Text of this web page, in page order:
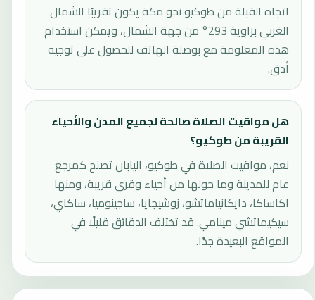
اتجاه القبلة من طوكيو نحو مكة يكون تقريبًا الشمال
الغربي بزاوية 293° من جهة الشمال، ويمكن استخدام
هذه المعلومة مع بوصلة الهاتف للحصول على توجيه
أدق.
هل مواقيت الصلاة صالحة لجميع المدن والأحياء
القريبة من طوكيو؟
نعم، مواقيت الصلاة في طوكيو، اليابان تصلح كمرجع
عام للمدينة وما حولها من أحياء وقرى قريبة، ومنها
اكاساكا، دايكانياماتشو، زوشيجايا، ساجينوميا، ساكاي،
سيكيماتشي مينامي. قد تختلف الدقائق قليلًا في
المواقع البعيدة جدًا.